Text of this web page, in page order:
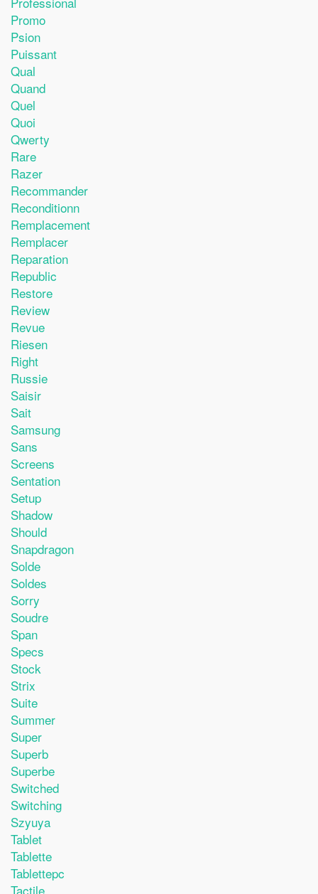
Promo
Psion
Puissant
Qual
Quand
Quel
Quoi
Qwerty
Rare
Razer
Recommander
Reconditionn
Remplacement
Remplacer
Reparation
Republic
Restore
Review
Revue
Riesen
Right
Russie
Saisir
Sait
Samsung
Sans
Screens
Sentation
Setup
Shadow
Should
Snapdragon
Solde
Soldes
Sorry
Soudre
Span
Specs
Stock
Strix
Suite
Summer
Super
Superb
Superbe
Switched
Switching
Szyuya
Tablet
Tablette
Tablettepc
Tactile